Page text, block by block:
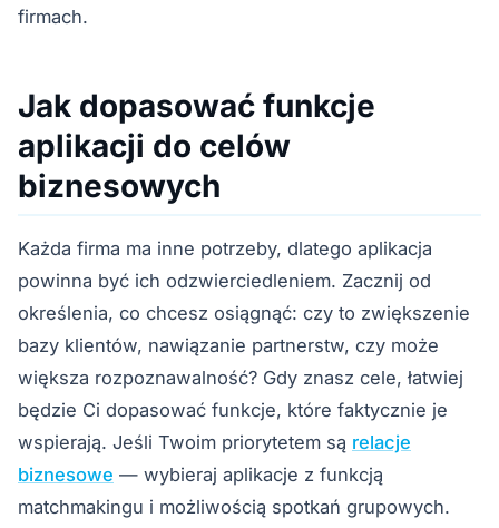
firmach.
Jak dopasować funkcje
aplikacji do celów
biznesowych
Każda firma ma inne potrzeby, dlatego aplikacja
powinna być ich odzwierciedleniem. Zacznij od
określenia, co chcesz osiągnąć: czy to zwiększenie
bazy klientów, nawiązanie partnerstw, czy może
większa rozpoznawalność? Gdy znasz cele, łatwiej
będzie Ci dopasować funkcje, które faktycznie je
wspierają. Jeśli Twoim priorytetem są relacje
biznesowe — wybieraj aplikacje z funkcją
matchmakingu i możliwością spotkań grupowych.